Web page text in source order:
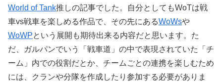
World of Tank推しの記事でした。自分としてもWoTは戦
車vs戦車を楽しめる作品で、その先にあるWoWsや
WoWPという展開も期待出来る内容だと思います。た
だ、ガルパンでいう「戦車道」の中で表現されていた「チ
ーム」内での役割だとか、チームごとの連携を楽しむため
には、クランや分隊を作成したり参加する必要がありま